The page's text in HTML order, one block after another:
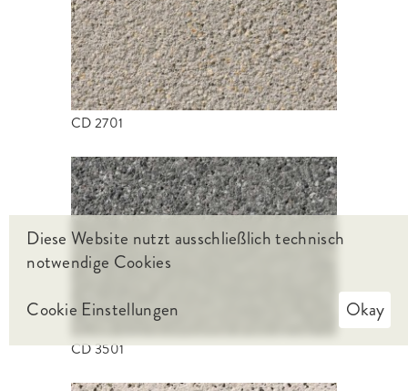
CD 2701
CD 3501
Diese Website nutzt ausschließlich technisch
notwendige Cookies
Cookie Einstellungen
Okay